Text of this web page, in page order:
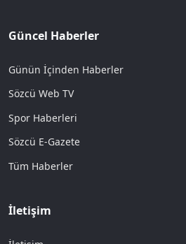
Güncel Haberler
Günün İçinden Haberler
Sözcü Web TV
Spor Haberleri
Sözcü E-Gazete
Tüm Haberler
İletişim